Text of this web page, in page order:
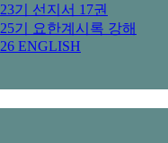
23기 선지서 17권
25기 요한계시록 강해
26 ENGLISH